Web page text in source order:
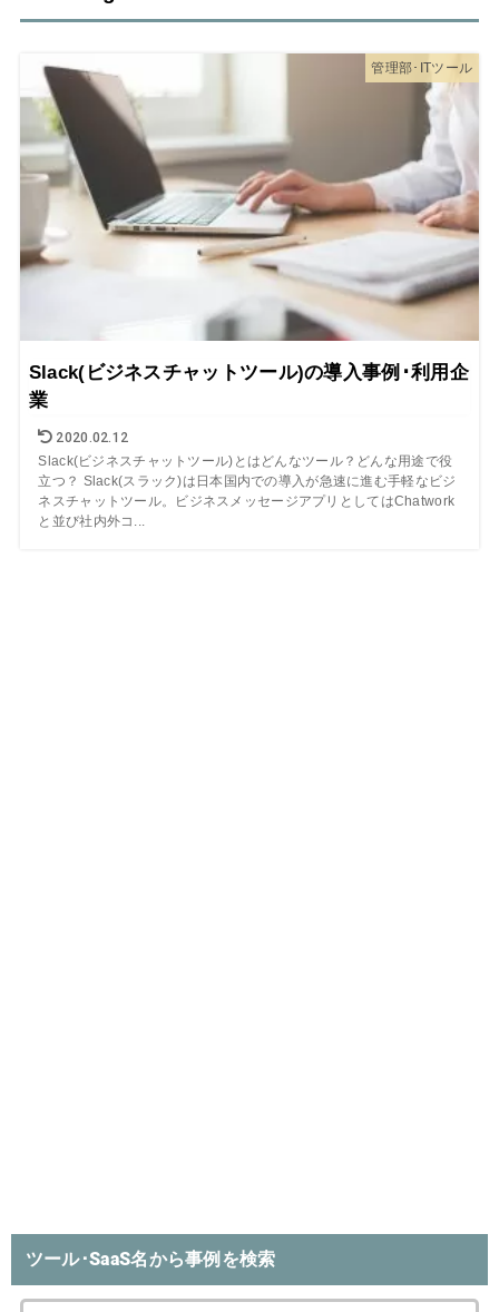
管理部･ITツール
Slack(ビジネスチャットツール)の導入事例･利用企
業
2020.02.12
Slack(ビジネスチャットツール)とはどんなツール？どんな用途で役
立つ？ Slack(スラック)は日本国内での導入が急速に進む手軽なビジ
ネスチャットツール。ビジネスメッセージアプリとしてはChatwork
と並び社内外コ...
ツール･SaaS名から事例を検索